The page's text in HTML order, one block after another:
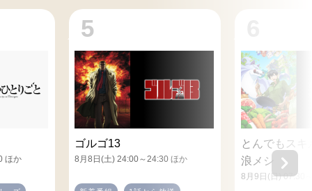
ほか
5
ゴルゴ13
8月8日(土) 24:00～24:30 ほか
とんでもス
浪メシ
8月9日(日) 07:30